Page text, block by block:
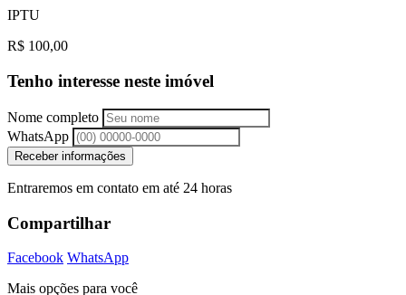
IPTU
R$ 100,00
Tenho interesse neste imóvel
Nome completo
WhatsApp
Receber informações
Entraremos em contato em até 24 horas
Compartilhar
Facebook WhatsApp
Mais opções para você